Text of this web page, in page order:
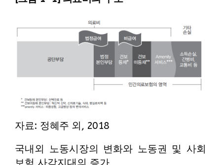
자료: 정혜주 외, 2018
국내외 노동시장의 변화와 노동권 및 사회
보험 사각지대의 증가